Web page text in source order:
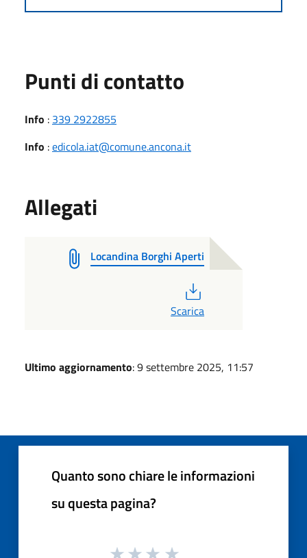
Punti di contatto
Info : 339 2922855
Info :edicola.iat@comune.ancona.it
Allegati
Locandina Borghi Aperti
Scarica
Ultimo aggiornamento: 9 settembre 2025, 11:57
Quanto sono chiare le informazioni
su questa pagina?